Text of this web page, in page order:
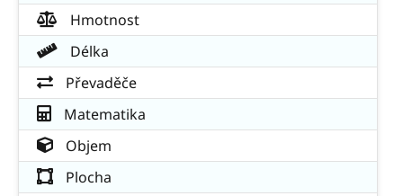
Hmotnost
Délka
Převaděče
Matematika
Objem
Plocha